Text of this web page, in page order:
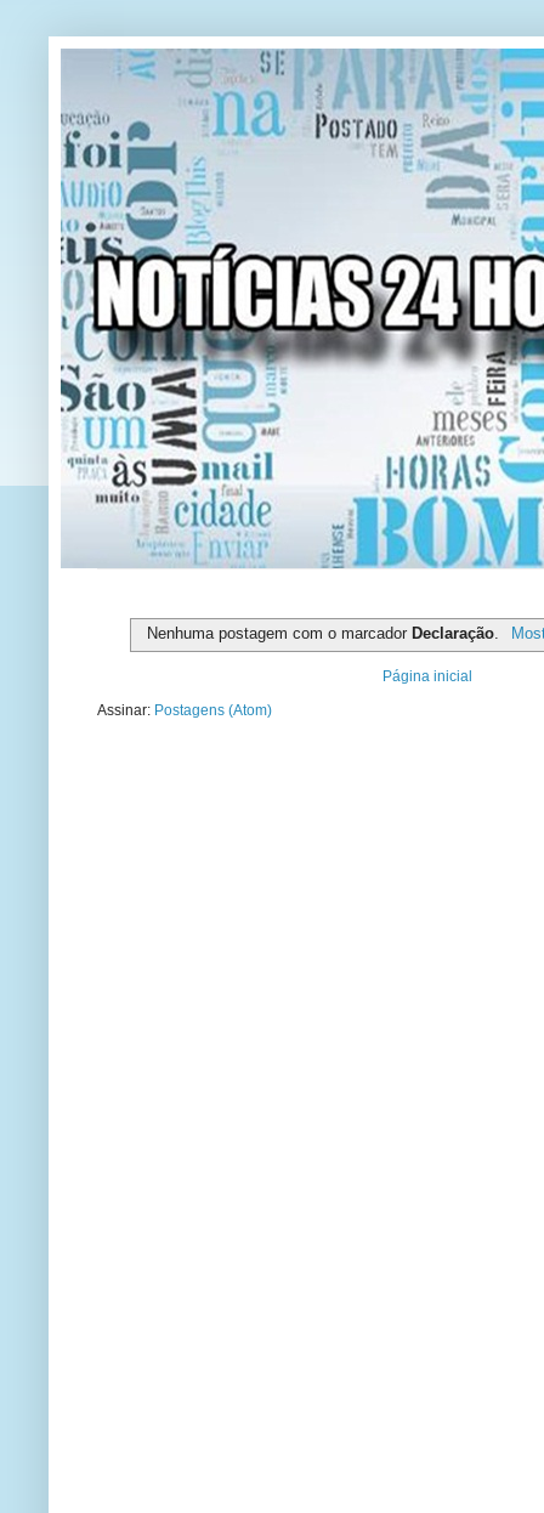
Nenhuma postagem com o marcador Declaração
Página inicial
Assinar: Postagens (Atom)